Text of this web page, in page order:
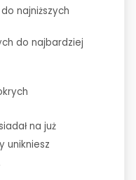
najniższych
do najbardziej
na już
unikniesz